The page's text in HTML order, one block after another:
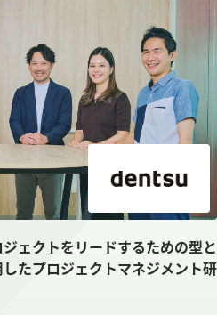
ェクトをリードするための型と
たプロジェクトマネジメント研